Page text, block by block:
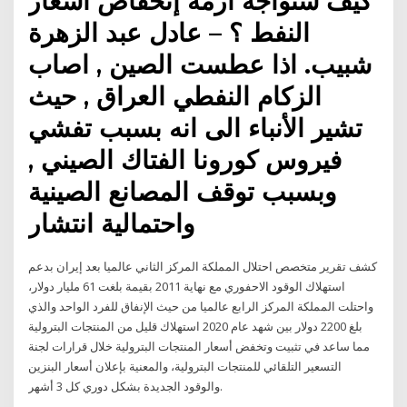
النفط ؟ – عادل عبد الزهرة
شبيب. اذا عطست الصين , اصاب
الزكام النفطي العراق , حيث
تشير الأنباء الى انه بسبب تفشي
فيروس كورونا الفتاك الصيني ,
وبسبب توقف المصانع الصينية
واحتمالية انتشار
كشف تقرير متخصص احتلال المملكة المركز الثاني عالميا بعد إيران بدعم
استهلاك الوقود الاحفوري مع نهاية 2011 بقيمة بلغت 61 مليار دولار،
واحتلت المملكة المركز الرابع عالميا من حيث الإنفاق للفرد الواحد والذي
بلغ 2200 دولار بين شهد عام 2020 استهلاك قليل من المنتجات البترولية
مما ساعد في تثبيت وتخفض أسعار المنتجات البترولية خلال قرارات لجنة
التسعير التلقائي للمنتجات البترولية، والمعنية بإعلان أسعار البنزين
والوقود الجديدة بشكل دوري كل 3 أشهر.